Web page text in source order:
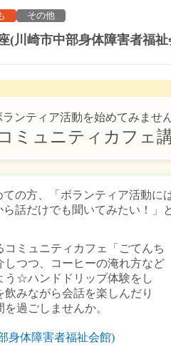
その他
(川崎市中部身体障害者福
ンティア活動を始めてみませ
ミュニティカフェ
の方、「ボランティア活動に
ら話だけでも聞いてみたい！
ミュニティカフェ「ごてんち
しつつ、コーヒーの淹れ方など
う☆ハンドドリップ体験をし
みながら会話を楽しんだり
過ごしませんか。
身体障害者福祉会館)